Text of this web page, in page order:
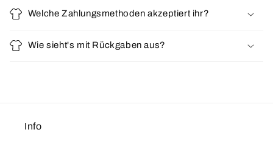
Welche Zahlungsmethoden akzeptiert ihr?
Wie sieht's mit Rückgaben aus?
Info